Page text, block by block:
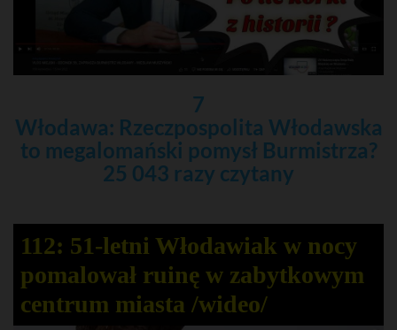
7
Włodawa: Rzeczpospolita Włodawska
to megalomański pomysł Burmistrza?
25 043 razy czytany
112: 51-letni Włodawiak w nocy
pomalował ruinę w zabytkowym
centrum miasta /wideo/